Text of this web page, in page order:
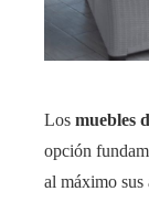
Los muebles
opción
al máximo sus